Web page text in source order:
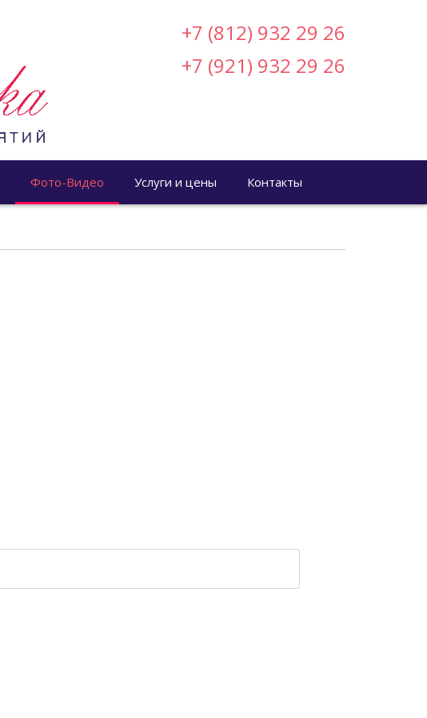
+7 (812) 932 29 26
+7 (921) 932 29 26
Фото-Видео Услуги и цены Контакты